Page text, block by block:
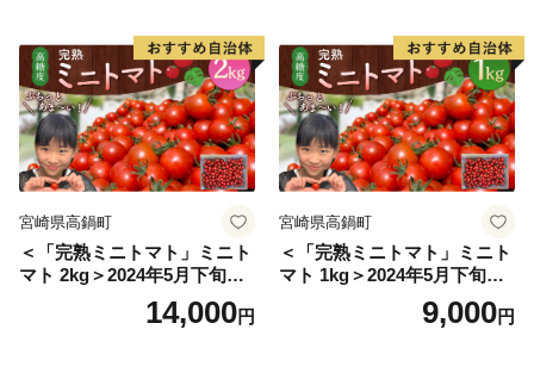
宮崎県高鍋町
＜「完熟ミニトマト」ミニト
マト 2kg＞2024年5月下旬迄
に順次出荷 野菜ソムリエサ
ミット アルル・リリカ共に
14,000円
宮崎県高鍋町
＜「完熟ミニトマト」ミニト
マト 1kg＞2024年5月下旬迄
に順次出荷 野菜ソムリエサ
ミット アルル・リリカ共に
9,000円